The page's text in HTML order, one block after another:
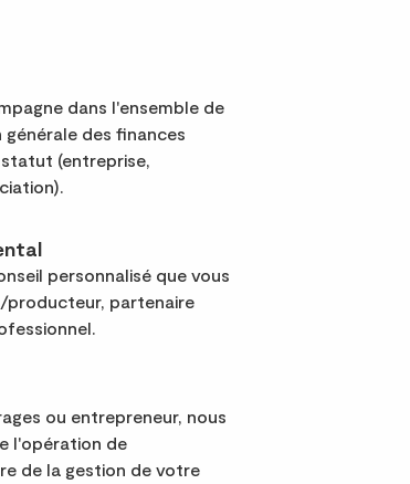
dans l'ensemble de
des finances
(entreprise,
personnalisé que vous
partenaire
ou entrepreneur, nous
l'opération de
de la gestion de votre